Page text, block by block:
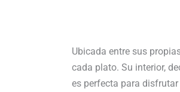
Ubicada entre sus
cada plato. Su interior,
es perfecta para